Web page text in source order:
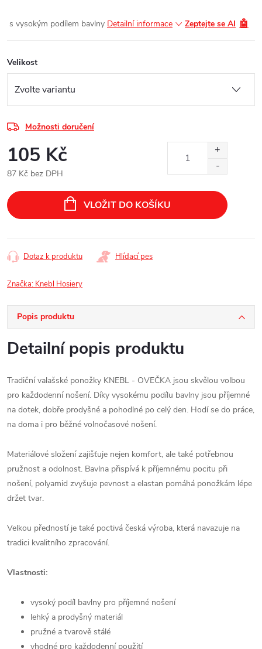
s vysokým podílem bavlny Detailní informace Zeptejte se AI 🤖
Velikost
Možnosti doručení
105 Kč
87 Kč bez DPH
cena:
VLOŽIT DO KOŠÍKU
Dotaz k produktu Hlídací pes
Značka: Knebl Hosiery
Popis produktu
Detailní popis produktu
Tradiční valašské ponožky KNEBL - OVEČKA jsou skvělou volbou
pro každodenní nošení. Díky vysokému podílu bavlny jsou příjemné
na dotek, dobře prodyšné a pohodlné po celý den. Hodí se do práce,
na doma i pro běžné volnočasové nošení.
Materiálové složení zajišťuje nejen komfort, ale také potřebnou
pružnost a odolnost. Bavlna přispívá k příjemnému pocitu při
nošení, polyamid zvyšuje pevnost a elastan pomáhá ponožkám lépe
držet tvar.
Velkou předností je také poctivá česká výroba, která navazuje na
tradici kvalitního zpracování.
Vlastnosti:
vysoký podíl bavlny pro příjemné nošení
lehký a prodyšný materiál
pružné a tvarově stálé
vhodné pro každodenní použití